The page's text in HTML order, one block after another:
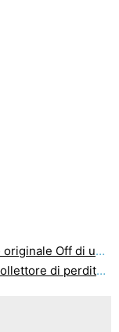
Off di un Dodge RAM
di scarico su un 460